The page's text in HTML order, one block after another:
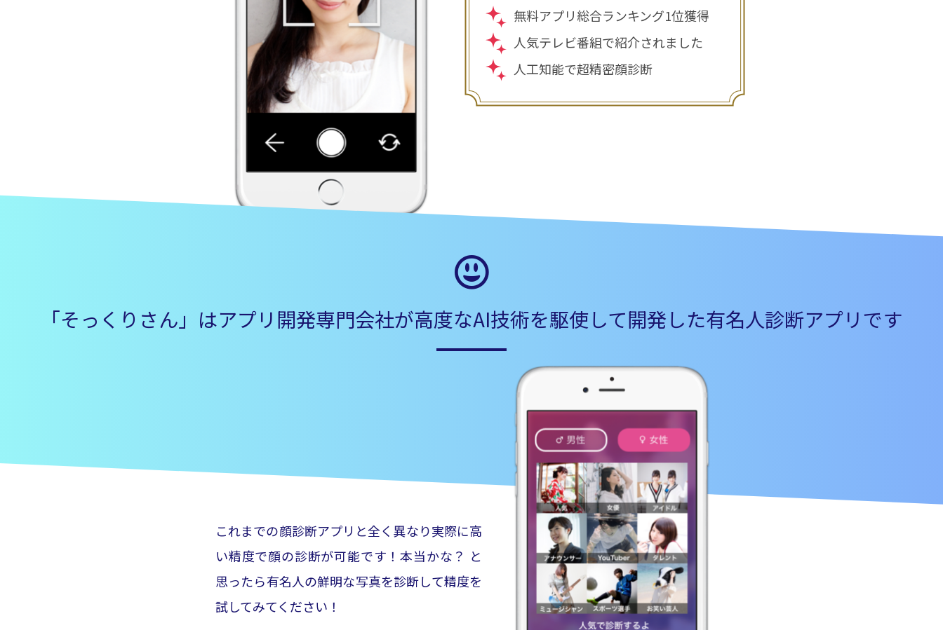
無料アプリ総合ランキング1位獲得
人気テレビ番組で紹介されました
人工知能で超精密顔診断
「そっくりさん」はアプリ開発専門会社が高度なAI技術を駆使して開発した有名人診断アプリです
これまでの顔診断アプリと全く異なり実際に高
い精度で顔の診断が可能です！本当かな？ と
思ったら有名人の鮮明な写真を診断して精度を
試してみてください！